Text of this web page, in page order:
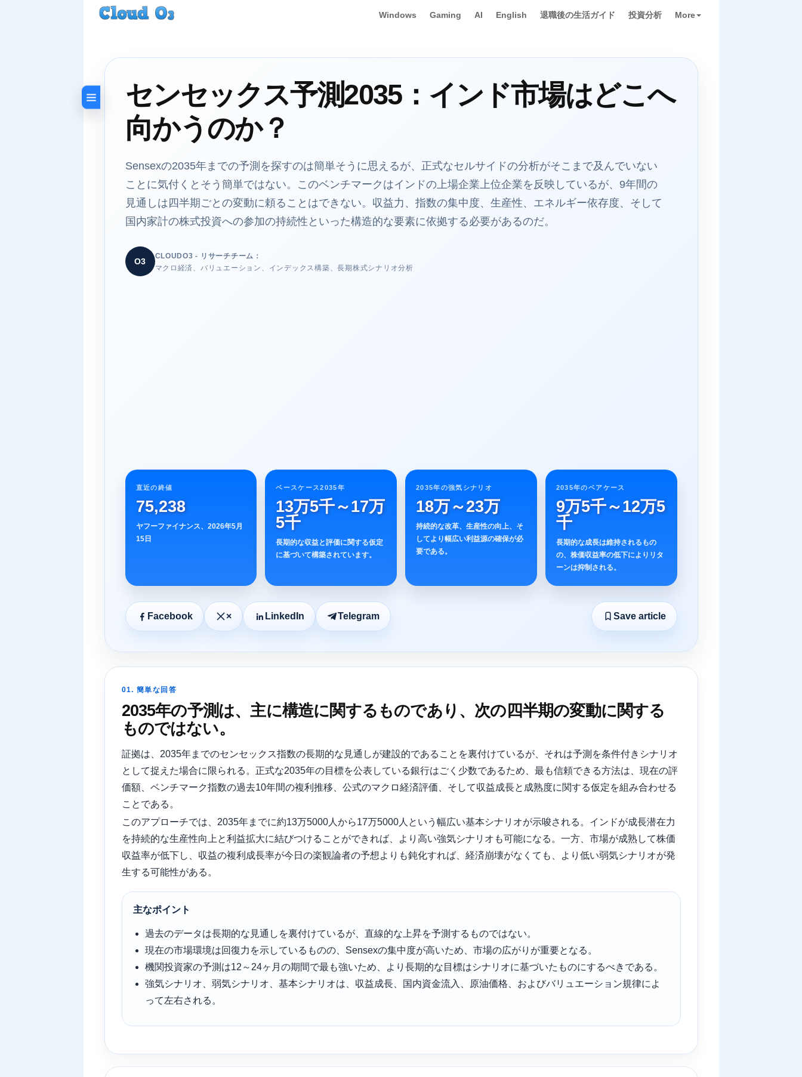
Windows Gaming AI English 退職後の生活ガイド 投資分析 More
センセックス予測2035：インド市場はどこへ
向かうのか？
Sensexの2035年までの予測を探すのは簡単そうに思えるが、正式なセルサイドの分析がそこまで及んでいない
ことに気付くとそう簡単ではない。このベンチマークはインドの上場企業上位企業を反映しているが、9年間の
見通しは四半期ごとの変動に頼ることはできない。収益力、指数の集中度、生産性、エネルギー依存度、そして
国内家計の株式投資への参加の持続性といった構造的な要素に依拠する必要があるのだ。
O3
CLOUDO3 - リサーチチーム：
マクロ経済、バリュエーション、インデックス構築、長期株式シナリオ分析
直近の終値
75,238
ヤフーファイナンス、2026年5月
15日
ベースケース2035年
13万5千～17万
5千
長期的な収益と評価に関する仮定
に基づいて構築されています。
2035年の強気シナリオ
18万～23万
持続的な改革、生産性の向上、そ
してより幅広い利益源の確保が必
要である。
2035年のベアケース
9万5千～12万5
千
長期的な成長は維持されるもの
の、株価収益率の低下によりリタ
ーンは抑制される。
Facebook × LinkedIn Telegram Save article
01. 簡単な回答
2035年の予測は、主に構造に関するものであり、次の四半期の変動に関する
ものではない。
証拠は、2035年までのセンセックス指数の長期的な見通しが建設的であることを裏付けているが、それは予測を条件付きシナリオ
として捉えた場合に限られる。正式な2035年の目標を公表している銀行はごく少数であるため、最も信頼できる方法は、現在の評
価額、ベンチマーク指数の過去10年間の複利推移、公式のマクロ経済評価、そして収益成長と成熟度に関する仮定を組み合わせる
ことである。
このアプローチでは、2035年までに約13万5000人から17万5000人という幅広い基本シナリオが示唆される。インドが成長潜在力
を持続的な生産性向上と利益拡大に結びつけることができれば、より高い強気シナリオも可能になる。一方、市場が成熟して株価
収益率が低下し、収益の複利成長率が今日の楽観論者の予想よりも鈍化すれば、経済崩壊がなくても、より低い弱気シナリオが発
生する可能性がある。
主なポイント
過去のデータは長期的な見通しを裏付けているが、直線的な上昇を予測するものではない。
現在の市場環境は回復力を示しているものの、Sensexの集中度が高いため、市場の広がりが重要となる。
機関投資家の予測は12～24ヶ月の期間で最も強いため、より長期的な目標はシナリオに基づいたものにするべきである。
強気シナリオ、弱気シナリオ、基本シナリオは、収益成長、国内資金流入、原油価格、およびバリュエーション規律によ
って左右される。